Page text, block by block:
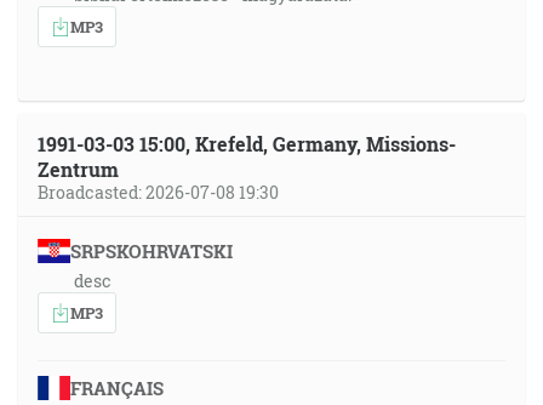
MP3
1991-03-03 15:00, Krefeld, Germany, Missions-
Zentrum
Broadcasted: 2026-07-08 19:30
SRPSKOHRVATSKI
desc
MP3
FRANÇAIS